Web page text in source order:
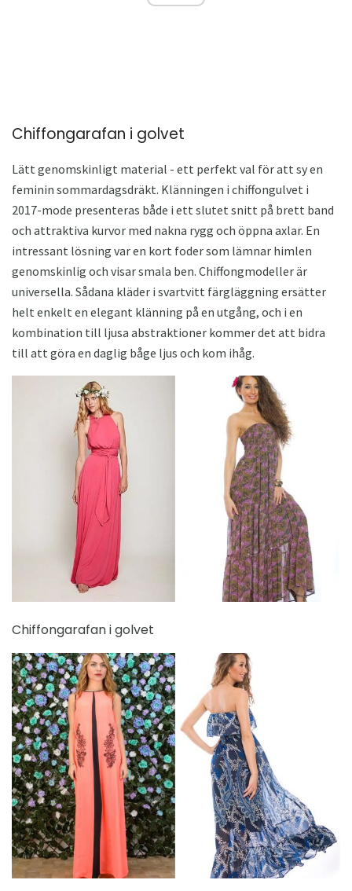
Chiffongarafan i golvet
Lätt genomskinligt material - ett perfekt val för att sy en
feminin sommardagsdräkt. Klänningen i chiffongulvet i
2017-mode presenteras både i ett slutet snitt på brett band
och attraktiva kurvor med nakna rygg och öppna axlar. En
intressant lösning var en kort foder som lämnar himlen
genomskinlig och visar smala ben. Chiffongmodeller är
universella. Sådana kläder i svartvitt färgläggning ersätter
helt enkelt en elegant klänning på en utgång, och i en
kombination till ljusa abstraktioner kommer det att bidra
till att göra en daglig båge ljus och kom ihåg.
Chiffongarafan i golvet